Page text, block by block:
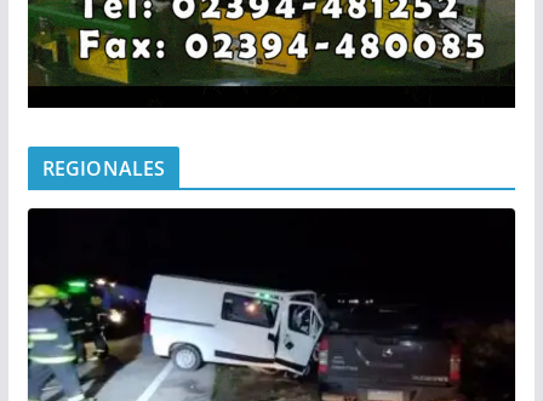
REGIONALES